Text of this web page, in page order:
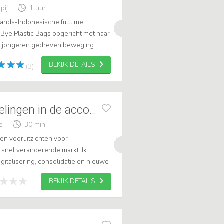
1 uur
Indonesische fulltime
Plastic Bags opgericht met haar
gedreven beweging
Doe vrijblijvend een aanvraag
(3) BEKIJK DETAILS
Trends &Ontwikkelingen in de accountancy
30 min
vooruitzichten voor
veranderende markt. Ik
consolidatie en nieuwe
organisatie klaar is voor de
BEKIJK DETAILS